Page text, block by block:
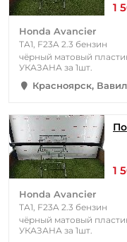
1
Honda Avancier
TA1, F23A 2.3 бензин
чёрный матовый
УКАЗАНА за 1шт.
Красноярск,
1
Honda Avancier
TA1, F23A 2.3 бензин
чёрный матовый
УКАЗАНА за 1шт.